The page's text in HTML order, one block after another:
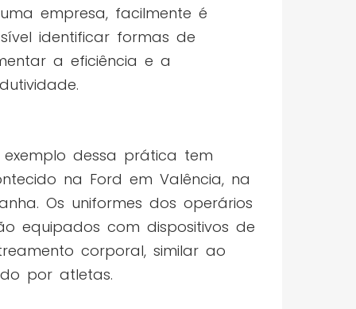
empresa, facilmente é
identificar formas de
a eficiência e a
exemplo dessa prática tem
na Ford em Valência, na
Os uniformes dos operários
equipados com dispositivos de
corporal, similar ao
por atletas.